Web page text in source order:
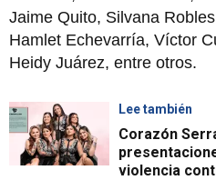
Jaime Quito, Silvana
Hamlet Echevarría, Víctor
Heidy Juárez, entre otros.
Lee también
Corazón
violencia